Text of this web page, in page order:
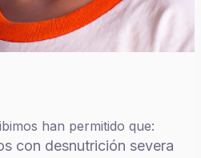
han permitido que:
con desnutrición severa